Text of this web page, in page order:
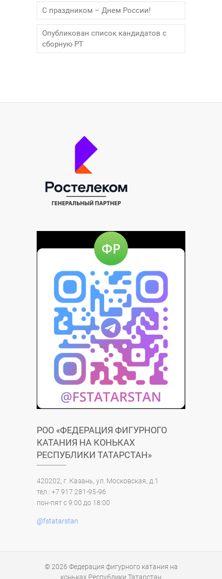
С праздником – Днем России!
Опубликован список кандидатов с
сборную РТ
РОО «ФЕДЕРАЦИЯ ФИГУРНОГО
КАТАНИЯ НА КОНЬКАХ
РЕСПУБЛИКИ ТАТАРСТАН»
420202, г. Казань, ул. Московская, д.1
тел.: +7 917 281-95-96
пон-пят с 9:00 до 18:00
@fstatarstan
© 2026 Федерация фигурного катания на
коньках Республики Татарстан